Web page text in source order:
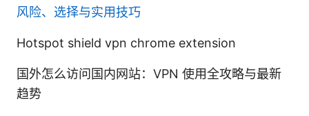
风险、选择与实用技巧
Hotspot shield vpn chrome extension
国外怎么访问国内网站：VPN 使用全攻略与最新
趋势